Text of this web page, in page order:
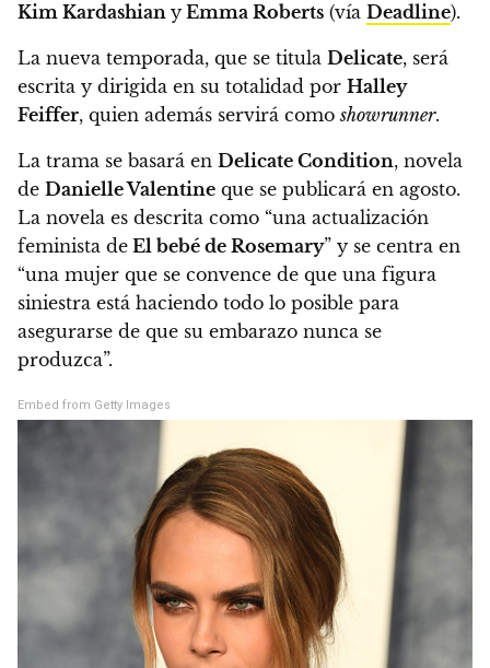
Kim Kardashian y Emma Roberts (vía Deadline).
La nueva temporada, que se titula Delicate, será
escrita y dirigida en su totalidad por Halley
Feiffer, quien además servirá comoshowrunner.
La trama se basará en Delicate Condition, novela
de Danielle Valentine que se publicará en agosto.
La novela es descrita como “una actualización
feminista de El bebé de Rosemary” y se centra en
“una mujer que se convence de que una figura
siniestra está haciendo todo lo posible para
asegurarse de que su embarazo nunca se
produzca”.
Embed from Getty Images